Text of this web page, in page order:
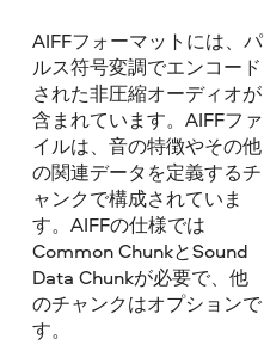
AIFFフォーマットには、パ
ルス符号変調でエンコード
された非圧縮オーディオが
含まれています。AIFFファ
イルは、音の特徴やその他
の関連データを定義するチ
ャンクで構成されていま
す。AIFFの仕様では
Common ChunkとSound
Data Chunkが必要で、他
のチャンクはオプションで
す。